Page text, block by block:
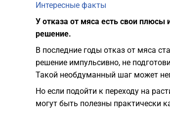
Интересные факты
У отказа от мяса есть свои
решение.
В последние годы отказ от мяса
решение импульсивно, не
Такой необдуманный шаг может
Но если подойти к переходу на
могут быть полезны практически